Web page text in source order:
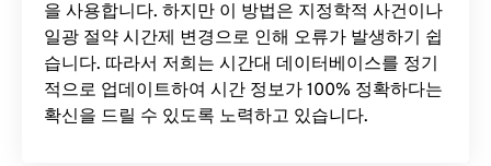
을 사용합니다. 하지만 이 방법은 지정학적 사건이나
일광 절약 시간제 변경으로 인해 오류가 발생하기 쉽
습니다. 따라서 저희는 시간대 데이터베이스를 정기
적으로 업데이트하여 시간 정보가 100% 정확하다는
확신을 드릴 수 있도록 노력하고 있습니다.